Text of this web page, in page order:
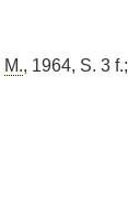
M., 1964, S. 3 f.;